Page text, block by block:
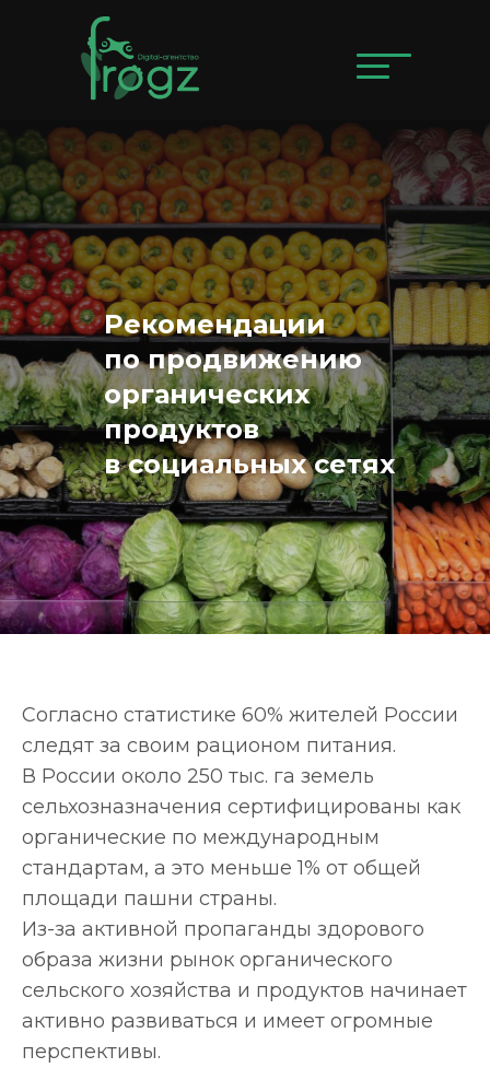
Рекомендации
по продвижению
органических
продуктов
в социальных сетях
Согласно статистике 60% жителей России
следят за своим рационом питания.
В России около 250 тыс. га земель
сельхозназначения сертифицированы как
органические по международным
стандартам, а это меньше 1% от общей
площади пашни страны.
Из-за активной пропаганды здорового
образа жизни рынок органического
сельского хозяйства и продуктов начинает
активно развиваться и имеет огромные
перспективы.